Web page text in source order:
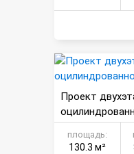
Проект
площадь:
130.3 м²